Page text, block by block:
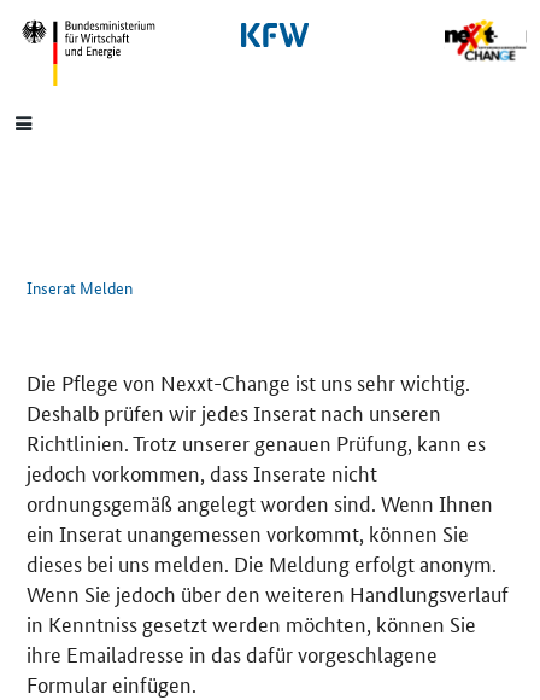
SrOnlyNavigation
Hauptmenü
Inserat Melden
Die Pflege von Nexxt-Change ist uns sehr wichtig.
Deshalb prüfen wir jedes Inserat nach unseren
Richtlinien. Trotz unserer genauen Prüfung, kann es
jedoch vorkommen, dass Inserate nicht
ordnungsgemäß angelegt worden sind. Wenn Ihnen
ein Inserat unangemessen vorkommt, können Sie
dieses bei uns melden. Die Meldung erfolgt anonym.
Wenn Sie jedoch über den weiteren Handlungsverlauf
in Kenntniss gesetzt werden möchten, können Sie
ihre Emailadresse in das dafür vorgeschlagene
Formular einfügen.